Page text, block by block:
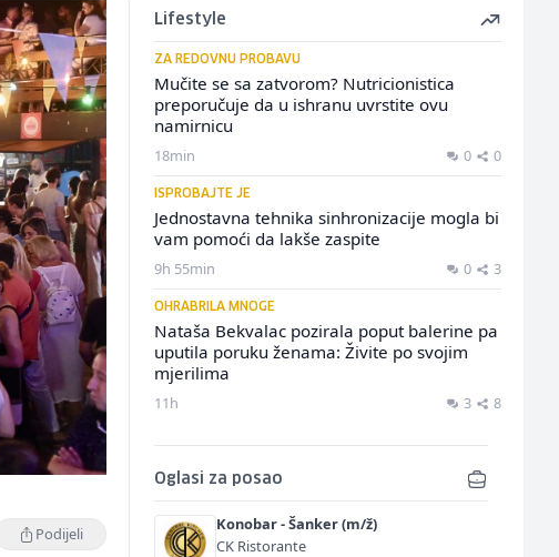
Podijeli
Lifestyle
ZA REDOVNU PROBAVU
Mučite se sa zatvorom? Nutricionistica
preporučuje da u ishranu uvrstite ovu
namirnicu
18min 0 0
ISPROBAJTE JE
Jednostavna tehnika sinhronizacije mogla bi
vam pomoći da lakše zaspite
9h 55min 0 3
OHRABRILA MNOGE
Nataša Bekvalac pozirala poput balerine pa
uputila poruku ženama: Živite po svojim
mjerilima
11h 3 8
Oglasi za posao
Konobar - Šanker (m/ž)
CK Ristorante